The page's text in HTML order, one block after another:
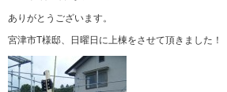
ありがとうございます。
宮津市T様邸、日曜日に上棟をさせて頂きました！